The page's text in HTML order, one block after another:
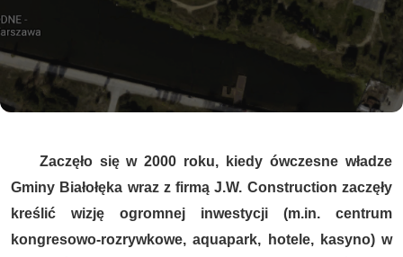
Zaczęło się w 2000 roku, kiedy ówczesne władze
Gminy Białołęka wraz z firmą J.W. Construction zaczęły
kreślić wizję ogromnej inwestycji (m.in. centrum
kongresowo-rozrywkowe, aquapark, hotele, kasyno) w